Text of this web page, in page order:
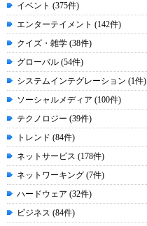
イベント (375件)
エンターテイメント (142件)
クイズ・雑学 (38件)
グローバル (54件)
システムインテグレーション (1件)
ソーシャルメディア (100件)
テクノロジー (39件)
トレンド (84件)
ネットサービス (178件)
ネットワーキング (7件)
ハードウェア (32件)
ビジネス (84件)